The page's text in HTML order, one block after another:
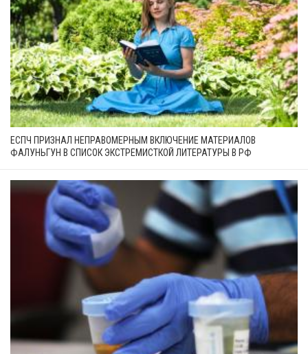
ЕСПЧ ПРИЗНАЛ НЕПРАВОМЕРНЫМ ВКЛЮЧЕНИЕ МАТЕРИАЛОВ
ФАЛУНЬГУН В СПИСОК ЭКСТРЕМИСТКОЙ ЛИТЕРАТУРЫ В РФ